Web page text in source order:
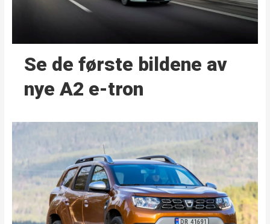
Se de første bildene av
nye A2 e-tron